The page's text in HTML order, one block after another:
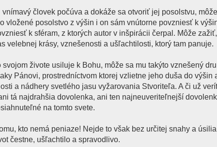
človek počúva a dokáže sa otvoriť jej posolstvu,
vložené posolstvo z výšin i on sám vnútorne povzniesť k
k sféram, z ktorých autor v inšpirácii čerpal. Môže
velebnej krásy, vznešenosti a ušľachtilosti, ktorý tam panuje.
živote usiluje k Bohu, môže sa mu takýto vznešený
Pánovi, prostredníctvom ktorej vzlietne jeho duša do výšin
a nádhery svetlého jasu vyžarovania Stvoriteľa. A či už
tá najdrahšia dovolenka, ani ten najneuveriteľnejší
na tomto svete.
kto nemá peniaze! Nejde to však bez určitej snahy a
čestne, ušľachtilo a spravodlivo.